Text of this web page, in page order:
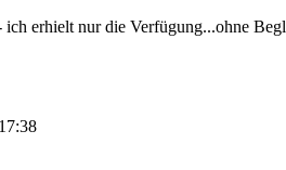
ich erhielt nur die Verfügung...ohne